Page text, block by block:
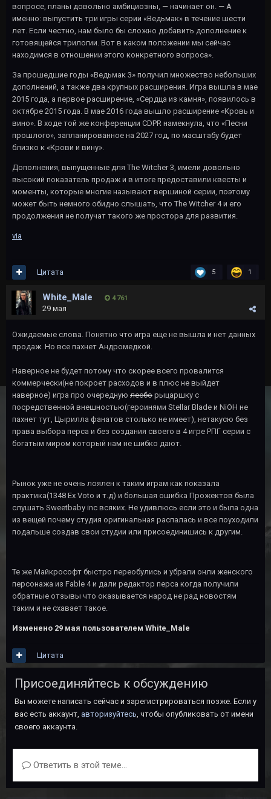
вопросе, планы довольно амбициозны, — начинает он. — А
именно: выпустить три игры серии «Ведьмак» в течение шести
лет. Если честно, нам было бы сложно добавить дополнение к
готовящейся трилогии. Вот в каком положении мы сейчас
находимся в отношении этого конкретного вопроса».
За прошедшие годы «Ведьмак 3» получил множество небольших
дополнений, а также два крупных расширения. Игра вышла в мае
2015 года, а первое расширение, «Сердца из камня», появилось в
октябре 2015 года. В мае 2016 года вышло расширение «Кровь и
вино». В ходе той же конференции CDPR намекнула, что «Песни
прошлого», запланированное на 2027 год, по масштабу будет
близко к «Крови и вину».
Дополнения, выпущенные для The Witcher 3, имели довольно
высокий показатель продаж и в итоге предоставили квесты и
моменты, которые многие называют вершиной серии, поэтому
может быть немного обидно слышать, что The Witcher 4 и его
продолжения не получат такого же простора для развития.
via
5 1
Цитата
White_Male 4 761
29 мая
Ожидаемые слова. Понятно что игра еще не вышла и нет данных
продаж. Но все пахнет Андромедкой.
Наверное не будет потому что скорее всего провалится
коммерчески(не покроет расходов и в плюс не выйдет
наверное) игра про очередную лесбо рыцаршку с
посредственной внешностью(героинями Stellar Blade и NiOH не
пахнет тут, Цырилла фанатов столько не имеет), нетакусю без
права выбора перса и без создания своего в 4 игре РПГ серии с
богатым миром который нам не шибко дают.
Рынок уже не очень лоялен к таким играм как показала
практика(1348 Ex Voto и т.д) и большая ошибка Прожектов была
слушать Sweetbaby inc всяких. Не удивлюсь если это и была одна
из вещей почему студия оригинальная распалась и все поуходили
подальше создав свои студии или присоединишись к другим.
Те же Майкрософт быстро переобулись и убрали онли женского
персонажа из Fable 4 и дали редактор перса когда получили
обратные отзывы что оказывается народ не рад новостям
таким и не схавает такое.
Изменено 29 мая пользователем White_Male
Цитата
Присоединяйтесь к обсуждению
Вы можете написать сейчас и зарегистрироваться позже. Если у
вас есть аккаунт, авторизуйтесь, чтобы опубликовать от имени
своего аккаунта.
Ответить в этой теме...